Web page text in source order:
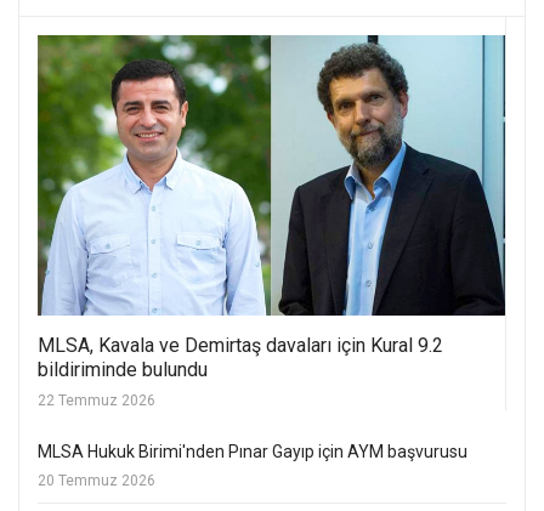
MLSA, Kavala ve Demirtaş davaları için Kural 9.2
bildiriminde bulundu
22 Temmuz 2026
MLSA Hukuk Birimi'nden Pınar Gayıp için AYM başvurusu
20 Temmuz 2026